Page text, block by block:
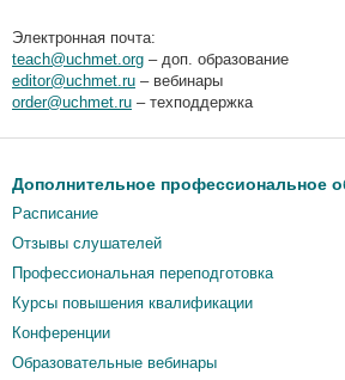
Электронная почта:
teach@uchmet.org – доп. образование
editor@uchmet.ru – вебинары
order@uchmet.ru – техподдержка
Дополнительное профессиональное
Расписание
Отзывы слушателей
Профессиональная переподготовка
Курсы повышения квалификации
Конференции
Образовательные вебинары